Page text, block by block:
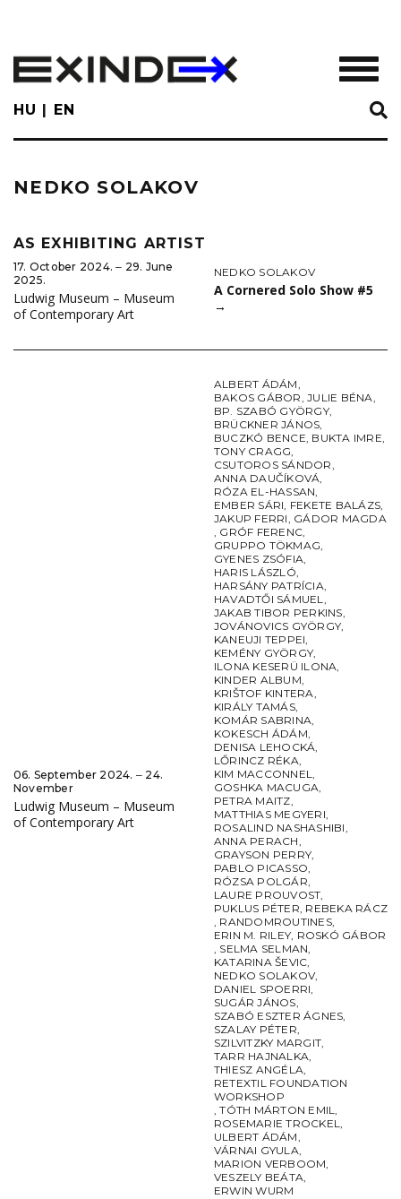
main
content
HU EN
NEDKO SOLAKOV
AS EXHIBITING ARTIST
17. October 2024. ‒ 29. June
2025.
Ludwig Museum – Museum
of Contemporary Art
NEDKO SOLAKOV
A Cornered Solo Show #5
→
06. September 2024. ‒ 24.
November
Ludwig Museum – Museum
of Contemporary Art
ALBERT ÁDÁM,
BAKOS GÁBOR,JULIE BÉNA,
BP. SZABÓ GYÖRGY,
BRÜCKNER JÁNOS,
BUCZKÓ BENCE, BUKTA IMRE,
TONY CRAGG,
CSUTOROS SÁNDOR,
ANNA DAUČÍKOVÁ,
RÓZA EL-HASSAN,
EMBER SÁRI, FEKETE BALÁZS,
JAKUP FERRI, GÁDOR MAGDA
, GRÓF FERENC,
GRUPPO TÖKMAG,
GYENES ZSÓFIA,
HARIS LÁSZLÓ,
HARSÁNY PATRÍCIA,
HAVADTŐI SÁMUEL,
JAKAB TIBOR PERKINS,
JOVÁNOVICS GYÖRGY,
KANEUJI TEPPEI,
KEMÉNY GYÖRGY,
ILONA KESERÜ ILONA,
KINDER ALBUM,
KRIŠTOF KINTERA,
KIRÁLY TAMÁS,
KOMÁR SABRINA,
KOKESCH ÁDÁM,
DENISA LEHOCKÁ,
LŐRINCZ RÉKA,
KIM MACCONNEL,
GOSHKA MACUGA,
PETRA MAITZ,
MATTHIAS MEGYERI,
ROSALIND NASHASHIBI,
ANNA PERACH,
GRAYSON PERRY,
PABLO PICASSO,
RÓZSA POLGÁR,
LAURE PROUVOST,
PUKLUS PÉTER, REBEKA RÁCZ
, RANDOMROUTINES,
ERIN M. RILEY, ROSKÓ GÁBOR
, SELMA SELMAN,
KATARINA ŠEVIC,
NEDKO SOLAKOV,
DANIEL SPOERRI,
SUGÁR JÁNOS,
SZABÓ ESZTER ÁGNES,
SZALAY PÉTER,
SZILVITZKY MARGIT,
TARR HAJNALKA,
THIESZ ANGÉLA,
RETEXTIL FOUNDATION
WORKSHOP
,TÓTH MÁRTON EMIL,
ROSEMARIE TROCKEL,
ULBERT ÁDÁM,
VÁRNAI GYULA,
MARION VERBOOM,
VESZELY BEÁTA,
ERWIN WURM